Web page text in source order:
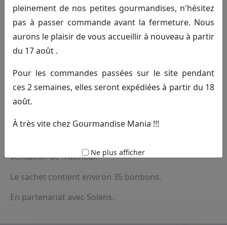
pleinement de nos petites gourmandises, n'hésitez
pas à passer commande avant la fermeture. Nous
aurons le plaisir de vous accueillir à nouveau à partir
du 17 août .
Pour les commandes passées sur le site pendant
ces 2 semaines, elles seront expédiées à partir du 18
août.
À très vite chez Gourmandise Mania !!!
Ne plus afficher
Pastille à la menthe
(100g)
Pastilles du Bassin de Vichy Menthe qui associent la
sensation de fraîcheur.
Le sachet contient environ 35 bonbons.
En partenariat avec Solens.